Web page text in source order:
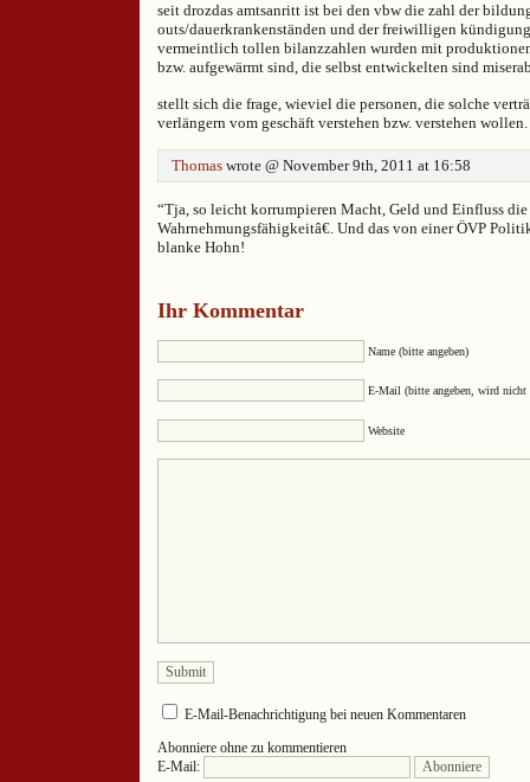
seit drozdas amtsanritt ist bei den vbw die zahl der
outs/dauerkrankenständen und der freiwilligen
vermeintlich tollen bilanzzahlen wurden mit
bzw. aufgewärmt sind, die selbst entwickelten sind
stellt sich die frage, wieviel die personen, die solche
verlängern vom geschäft verstehen bzw. verstehen wollen.
Thomas wrote @ November 9th, 2011 at 16:58
“Tja, so leicht korrumpieren Macht, Geld und Einfluss die
Wahrnehmungsfähigkeitâ€. Und das von einer ÖVP
blanke Hohn!
Ihr Kommentar
Name (bitte angeben)
E-Mail (bitte angeben, wird nicht
Website
E-Mail-Benachrichtigung bei neuen Kommentaren
Abonniere ohne zu kommentieren
E-Mail: